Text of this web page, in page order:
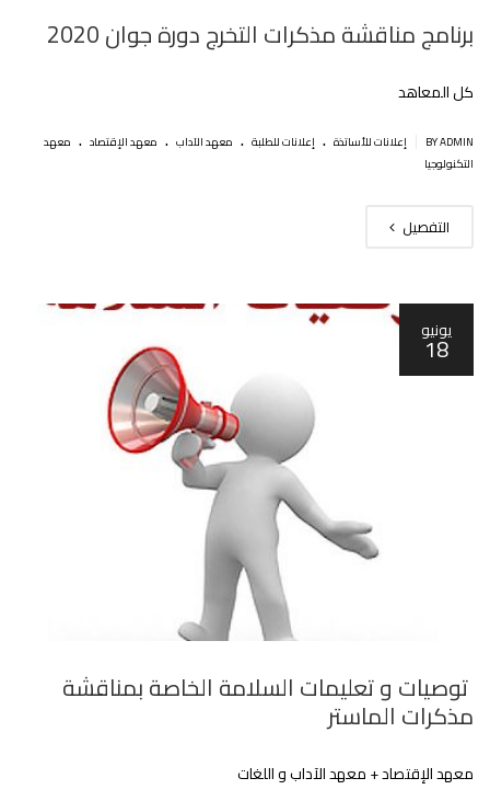
برنامج مناقشة مذكرات التخرج دورة جوان 2020
كل المعاهد
BY ADMIN إعلانات للأساتذة . إعلانات للطلبة . معهد الآداب . معهد الإقتصاد . معهد
التكنولوجيا
التفصيل
يونيو
18
توصيات و تعليمات السلامة الخاصة بمناقشة
مذكرات الماستر
معهد اﻹقتصاد + معهد الآداب و اللغات